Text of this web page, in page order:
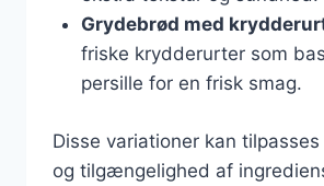
Grydebrød med
friske krydderurter som
persille for en frisk smag.
Disse variationer kan
og tilgængelighed af